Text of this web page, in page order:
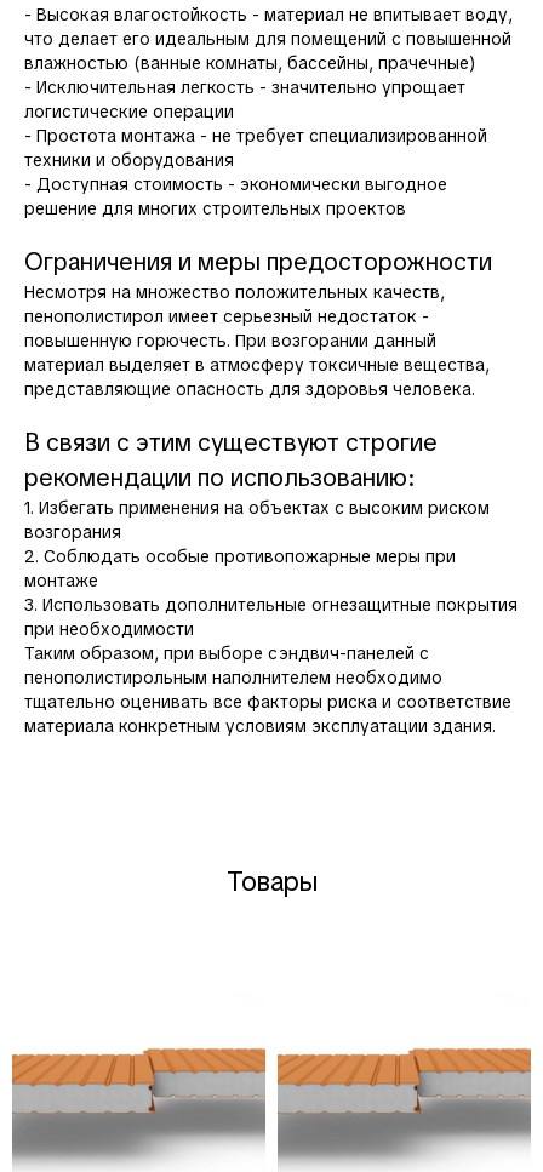
- Высокая влагостойкость - материал не впитывает воду,
что делает его идеальным для помещений с повышенной
влажностью (ванные комнаты, бассейны, прачечные)
- Исключительная легкость - значительно упрощает
логистические операции
- Простота монтажа - не требует специализированной
техники и оборудования
- Доступная стоимость - экономически выгодное
решение для многих строительных проектов
Ограничения и меры предосторожности
Несмотря на множество положительных качеств,
пенополистирол имеет серьезный недостаток -
повышенную горючесть. При возгорании данный
материал выделяет в атмосферу токсичные вещества,
представляющие опасность для здоровья человека.
В связи с этим существуют строгие
рекомендации по использованию:
1. Избегать применения на объектах с высоким риском
возгорания
2. Соблюдать особые противопожарные меры при
монтаже
3. Использовать дополнительные огнезащитные покрытия
при необходимости
Таким образом, при выборе сэндвич-панелей с
пенополистирольным наполнителем необходимо
тщательно оценивать все факторы риска и соответствие
материала конкретным условиям эксплуатации здания.
Товары